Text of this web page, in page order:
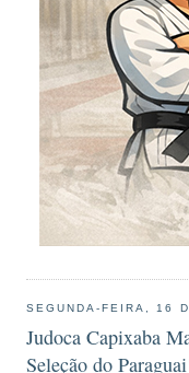
SEGUNDA-FEIRA, 16
Judoca Capixaba
Seleção do